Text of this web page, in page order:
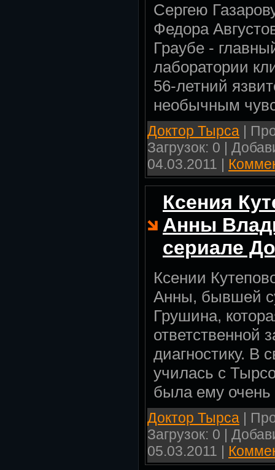
Сергею
Федора
Граубе -
лаборатории
56-летний
необычным
Доктор Тырса |
Загрузок: 0 |
04.03.2011
Ксения
Анны
сериале
Ксении
Анны, бывшей
Грушина,
ответственной
диагностику. В
училась с
была ему очень
Доктор Тырса |
Загрузок: 0 |
05.03.2011